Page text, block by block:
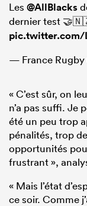
Les @AllBlacks
dernier test
pic.twitter.com/
— France Rugby
« C’est sûr, on
n’a pas suffi. Je
été un peu trop
pénalités, trop
opportunités
frustrant »,
« Mais l’état
ce soir. Comme